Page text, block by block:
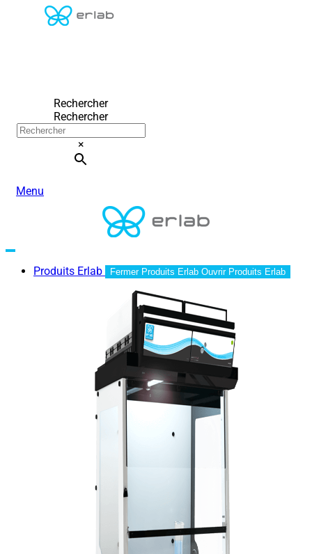
Rechercher
Rechercher
×
Menu
Produits Erlab Fermer Produits Erlab Ouvrir Produits Erlab